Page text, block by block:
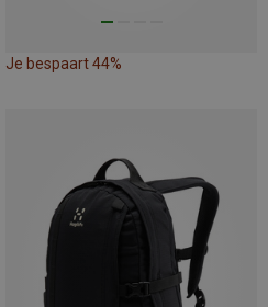
Je bespaart 44%